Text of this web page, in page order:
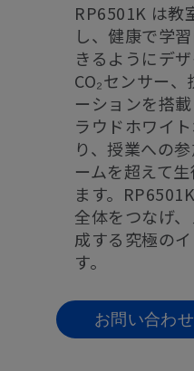
RP6501K は教
し、健康で学
きるようにデ
CO₂センサー
ーションを搭
ラウドホワイ
り、授業への
ームを超えて
ます。
全体をつなげ
成する究極の
す。
お問い合わ